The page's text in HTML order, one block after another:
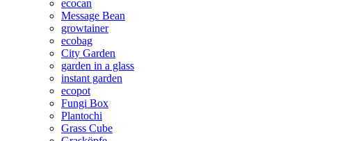
ecocan
Message Bean
growtainer
ecobag
City Garden
garden in a glass
instant garden
ecopot
Fungi Box
Plantochi
Grass Cube